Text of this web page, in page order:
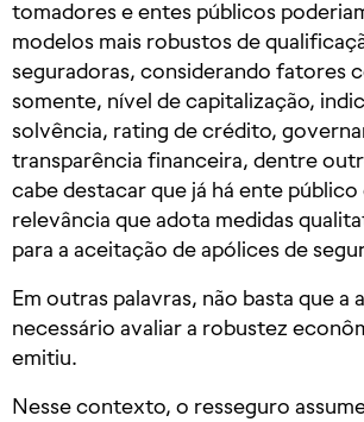
tomadores e entes públicos
modelos mais robustos de
seguradoras, considerando fatores
somente, nível de capitalização,
solvência, rating de crédito,
transparência financeira, dentre
cabe destacar que já há ente público
relevância que adota medidas
para a aceitação de apólices de
Em outras palavras, não basta que a
necessário avaliar a robustez
emitiu.
Nesse contexto, o resseguro